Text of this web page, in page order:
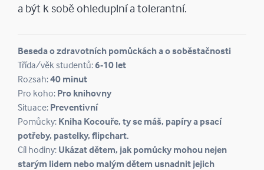
a být k sobě ohleduplní a tolerantní.
Beseda o zdravotních pomůckách a o soběstačnosti
Třída/věk studentů:6-10 let
Rozsah:40 minut
Pro koho: Pro knihovny
Situace: Preventivní
Pomůcky: Kniha Kocouře, ty se máš, papíry a psací
potřeby, pastelky, flipchart.
Cíl hodiny: Ukázat dětem, jak pomůcky mohou nejen
starým lidem nebo malým dětem usnadnit jejich